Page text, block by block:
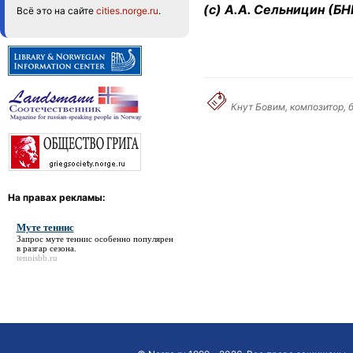
Всё это на сайте cities.norge.ru.
На правах рекламы:
Муте теннис
Запрос муте теннисособенно популярен
в разгар сезона.
tennisbb.ru
(c) А.А. Сельницин
Кнут Бовим, композитор,